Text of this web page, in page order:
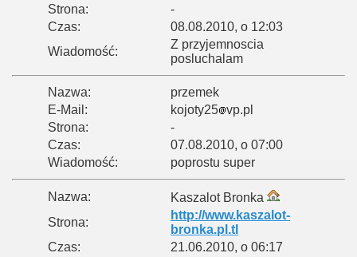
Strona:
-
Czas:
08.08.2010, o 12:03
Wiadomość:
Z przyjemnoscia
posluchalam
Nazwa:
przemek
E-Mail:
kojoty25 vp.pl
Strona:
-
Czas:
07.08.2010, o 07:00
Wiadomość:
poprostu super
Nazwa:
Kaszalot Bronka
Strona:
http://www.kaszalot-
bronka.pl.tl
Czas:
21.06.2010, o 06:17